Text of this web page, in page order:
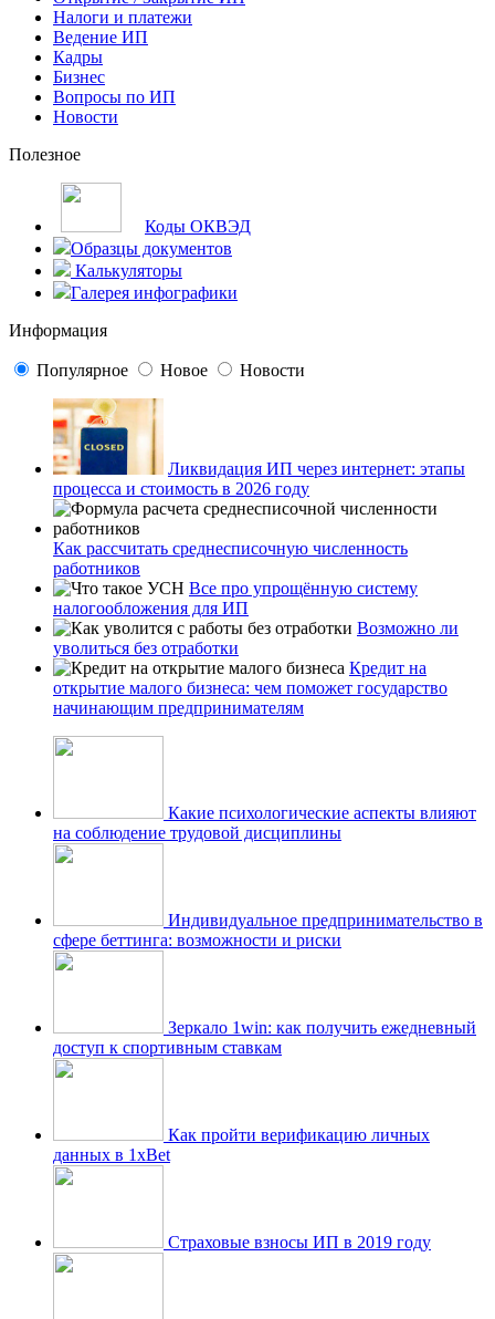
Налоги и платежи
Ведение ИП
Кадры
Бизнес
Вопросы по ИП
Новости
Полезное
Коды ОКВЭД
Образцы документов
Калькуляторы
Галерея инфографики
Информация
Популярное Новое Новости
Ликвидация ИП через интернет: этапы
процесса и стоимость в 2026 году
Как рассчитать среднесписочную численность
работников
Все про упрощённую систему
налогообложения для ИП
Возможно ли
уволиться без отработки
Кредит на
открытие малого бизнеса: чем поможет государство
начинающим предпринимателям
Какие психологические аспекты влияют
на соблюдение трудовой дисциплины
Индивидуальное предпринимательство в
сфере беттинга: возможности и риски
Зеркало 1win: как получить ежедневный
доступ к спортивным ставкам
Как пройти верификацию личных
данных в 1xBet
Страховые взносы ИП в 2019 году